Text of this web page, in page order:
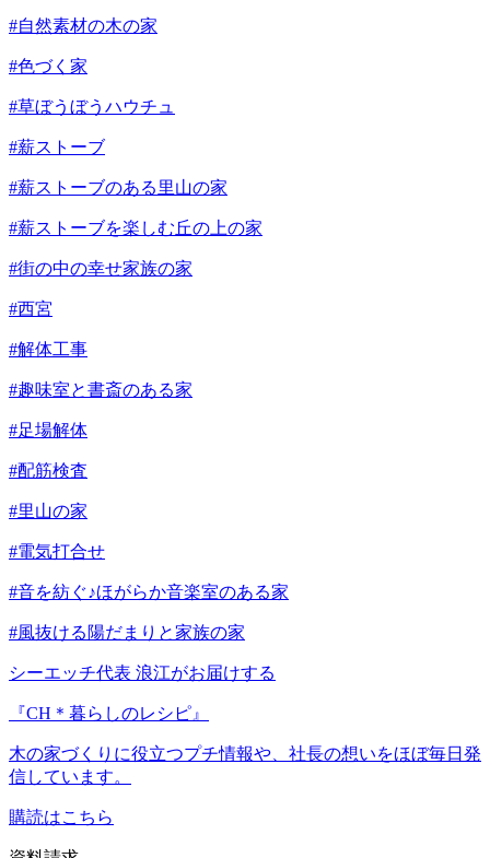
#自然素材の木の家
#色づく家
#草ぼうぼうハウチュ
#薪ストーブ
#薪ストーブのある里山の家
#薪ストーブを楽しむ丘の上の家
#街の中の幸せ家族の家
#西宮
#解体工事
#趣味室と書斎のある家
#足場解体
#配筋検査
#里山の家
#電気打合せ
#音を紡ぐ♪ほがらか音楽室のある家
#風抜ける陽だまりと家族の家
シーエッチ代表 浪江がお届けする
『CH＊暮らしのレシピ』
木の家づくりに役立つプチ情報や、社長の想いをほぼ毎日発
信しています。
購読はこちら